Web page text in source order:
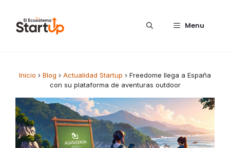
Menu
Inicio › Blog › Actualidad Startup › Freedome llega a España
con su plataforma de aventuras outdoor